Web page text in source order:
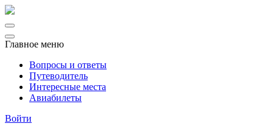
Главное меню
Вопросы и ответы
Путеводитель
Интересные места
Авиабилеты
Войти